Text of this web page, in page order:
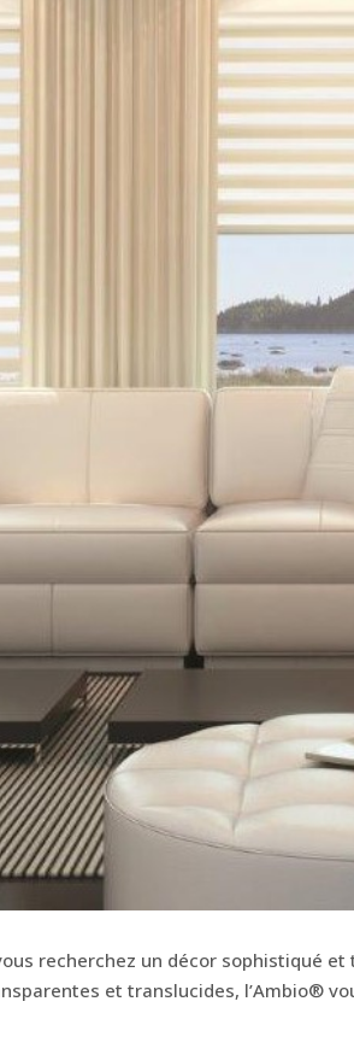
recherchez un décor sophistiqué
et translucides, l’Ambio®